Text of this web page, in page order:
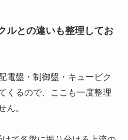
ルとの違いも整理してお
電盤・制御盤・キュービク
くるので、ここも一度整理
ん。